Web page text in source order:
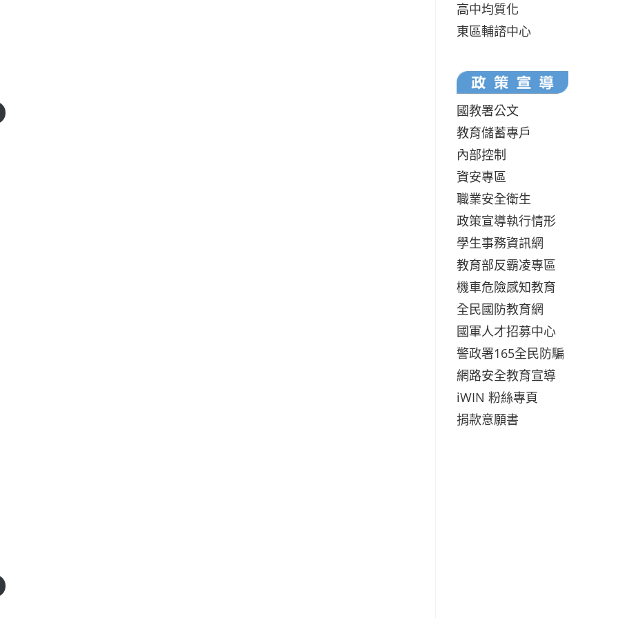
高中均質化
東區輔諮中心
國教署公文
教育儲蓄專戶
內部控制
資安專區
職業安全衛生
政策宣導執行情形
學生事務資訊網
教育部反霸凌專區
機車危險感知教育
全民國防教育網
國軍人才招募中心
警政署165全民防騙
網路安全教育宣導
iWIN 粉絲專頁
捐款意願書